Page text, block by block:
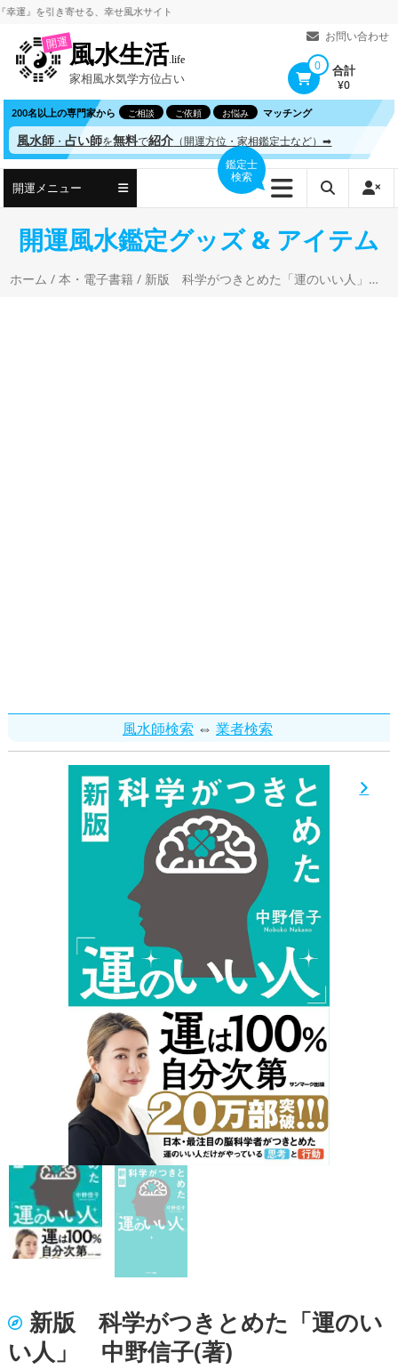
コ
ツ
へ
ス
ッ
引き寄せる、幸せ風水サイト
お問い合わせ
開運風水生活.life
家相風水気学方位占い
0 合計
¥0
200名以上の専門家から ご相談 ご依頼 お悩み マッチング
風水師 ・占い師を無料で紹介 （開運方位・家相鑑定士など）➡
開運メニュー
鑑定士
検索
開運風水鑑定グッズ & アイテム
ホーム /本・電子書籍 / 新版 科学がつきとめた「運のいい人」 中野信子(著)
風水師検索 ⇔ 業者検索
新版 科学がつきとめた「運のい
い人」 中野信子(著)